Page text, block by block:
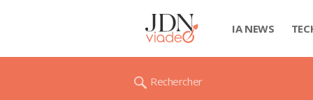
IA NEWS
Rechercher